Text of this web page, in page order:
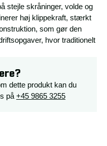
stejle skråninger, volde og
høj klippekraft, stærkt
som gør den
hvor traditionelt
dette produkt kan du
på +45 9865 3255